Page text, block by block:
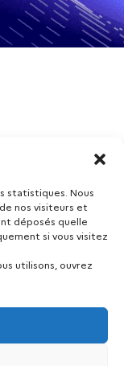
statistiques. Nous
nos visiteurs et
déposés quelle
si vous visitez
utilisons, ouvrez